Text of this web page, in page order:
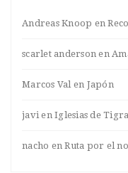
Andreas Knoop en
scarlet anderson en
Marcos Valen Japón
javienIglesias de
nacho enRuta por el